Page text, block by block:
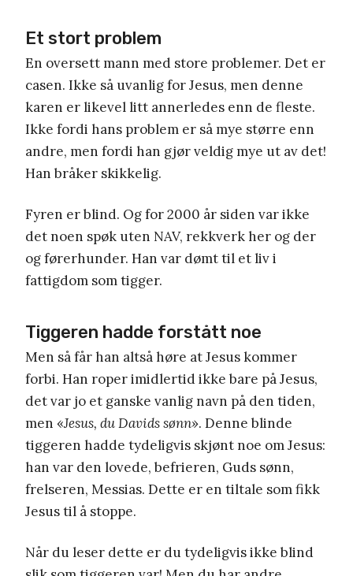
Et stort problem
En oversett mann med store problemer. Det er
casen. Ikke så uvanlig for Jesus, men denne
karen er likevel litt annerledes enn de fleste.
Ikke fordi hans problem er så mye større enn
andre, men fordi han gjør veldig mye ut av det!
Han bråker skikkelig.
Fyren er blind. Og for 2000 år siden var ikke
det noen spøk uten NAV, rekkverk her og der
og førerhunder. Han var dømt til et liv i
fattigdom som tigger.
Tiggeren hadde forstått noe
Men så får han altså høre at Jesus kommer
forbi. Han roper imidlertid ikke bare på Jesus,
det var jo et ganske vanlig navn på den tiden,
men «Jesus, du Davids sønn». Denne blinde
tiggeren hadde tydeligvis skjønt noe om Jesus:
han var den lovede, befrieren, Guds sønn,
frelseren, Messias. Dette er en tiltale som fikk
Jesus til å stoppe.
Når du leser dette er du tydeligvis ikke blind